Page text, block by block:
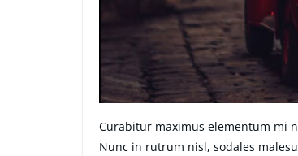
Curabitur maximus elementum mi
Nunc in rutrum nisl, sodales